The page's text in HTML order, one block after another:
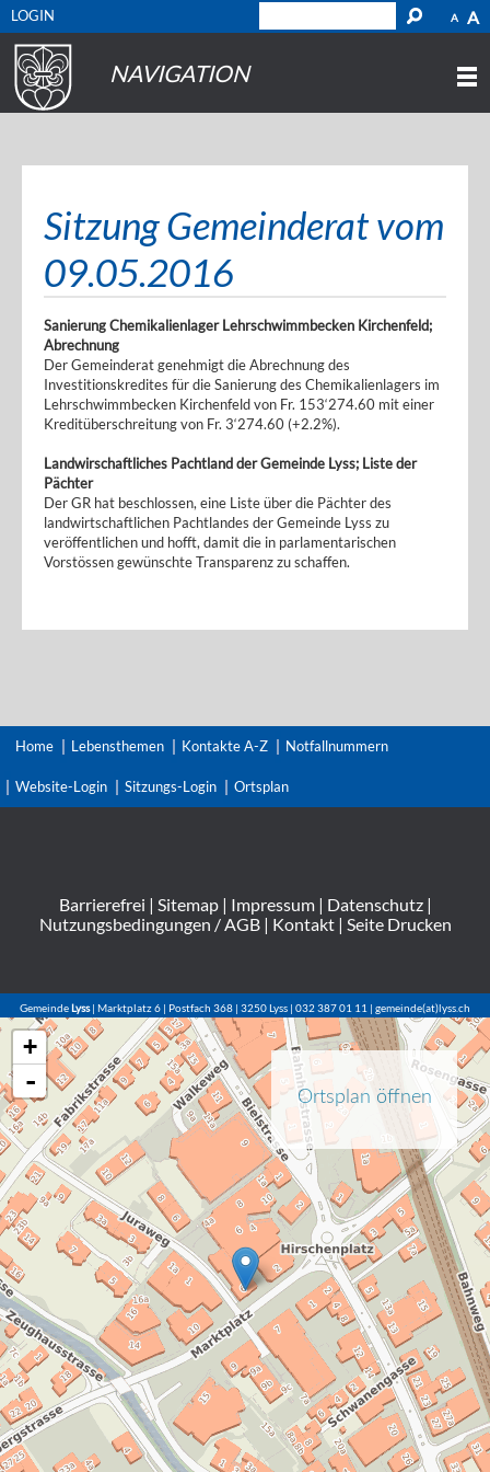
A A
LOGIN
NAVIGATION
Sitzung Gemeinderat vom
09.05.2016
Sanierung Chemikalienlager Lehrschwimmbecken Kirchenfeld;
Abrechnung
Der Gemeinderat genehmigt die Abrechnung des
Investitionskredites für die Sanierung des Chemikalienlagers im
Lehrschwimmbecken Kirchenfeld von Fr. 153‘274.60 mit einer
Kreditüberschreitung von Fr. 3‘274.60 (+2.2%).
Landwirschaftliches Pachtland der Gemeinde Lyss; Liste der
Pächter
Der GR hat beschlossen, eine Liste über die Pächter des
landwirtschaftlichen Pachtlandes der Gemeinde Lyss zu
veröffentlichen und hofft, damit die in parlamentarischen
Vorstössen gewünschte Transparenz zu schaffen.
Home Lebensthemen Kontakte A-Z Notfallnummern
Website-Login Sitzungs-Login Ortsplan
Barrierefrei | Sitemap| Impressum| Datenschutz|
Nutzungsbedingungen / AGB| Kontakt| Seite Drucken
GemeindeLyss| Marktplatz 6 | Postfach 368 | 3250 Lyss | 032 387 01 11 | gemeinde(at)lyss.ch